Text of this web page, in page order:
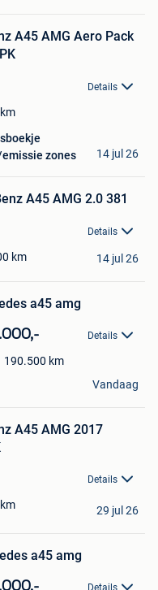
A45 AMG Aero Pack
Details
km
zones
14 jul 26
A45 AMG 2.0 381
Details
km 14 jul 26
a45 amg
Details
190.500 km
Vandaag
A45 AMG 2017
Details
km 29 jul 26
a45 amg
Details